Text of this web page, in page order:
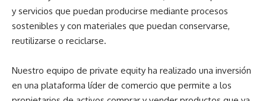
y servicios que puedan producirse mediante procesos
sostenibles y con materiales que puedan conservarse,
reutilizarse o reciclarse.
Nuestro equipo de private equity ha realizado una inversión
en una plataforma líder de comercio que permite a los